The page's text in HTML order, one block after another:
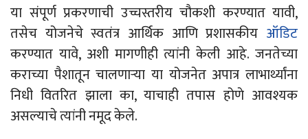
या संपूर्ण प्रकरणाची उच्चस्तरीय चौकशी करण्यात यावी,
तसेच योजनेचे स्वतंत्र आर्थिक आणि प्रशासकीय ऑडिट
करण्यात यावे, अशी मागणीही त्यांनी केली आहे. जनतेच्या
कराच्या पैशातून चालणाऱ्या या योजनेत अपात्र लाभार्थ्यांना
निधी वितरित झाला का, याचाही तपास होणे आवश्यक
असल्याचे त्यांनी नमूद केले.